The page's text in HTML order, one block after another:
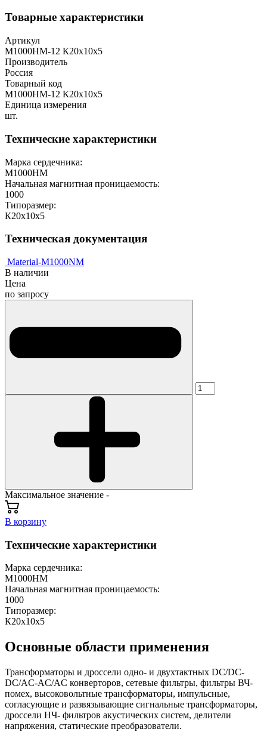
Товарные характеристики
Артикул
М1000НМ-12 К20х10х5
Производитель
Россия
Товарный код
М1000НМ-12 К20х10х5
Единица измерения
шт.
Технические характеристики
Марка сердечника:
М1000НМ
Начальная магнитная проницаемость:
1000
Типоразмер:
К20х10х5
Техническая документация
Material-M1000NM
В наличии
Цена
по запросу
Максимальное значение -
В корзину
Технические характеристики
Марка сердечника:
М1000НМ
Начальная магнитная проницаемость:
1000
Типоразмер:
К20х10х5
Основные области применения
Трансформаторы и дроссели одно- и двухтактных DC/DC-
DC/AC-AC/AC конверторов, сетевые фильтры, фильтры ВЧ-
помех, высоковольтные трансформаторы, импульсные,
согласующие и развязывающие сигнальные трансформаторы,
дроссели НЧ- фильтров акустических систем, делители
напряжения, статические преобразователи.